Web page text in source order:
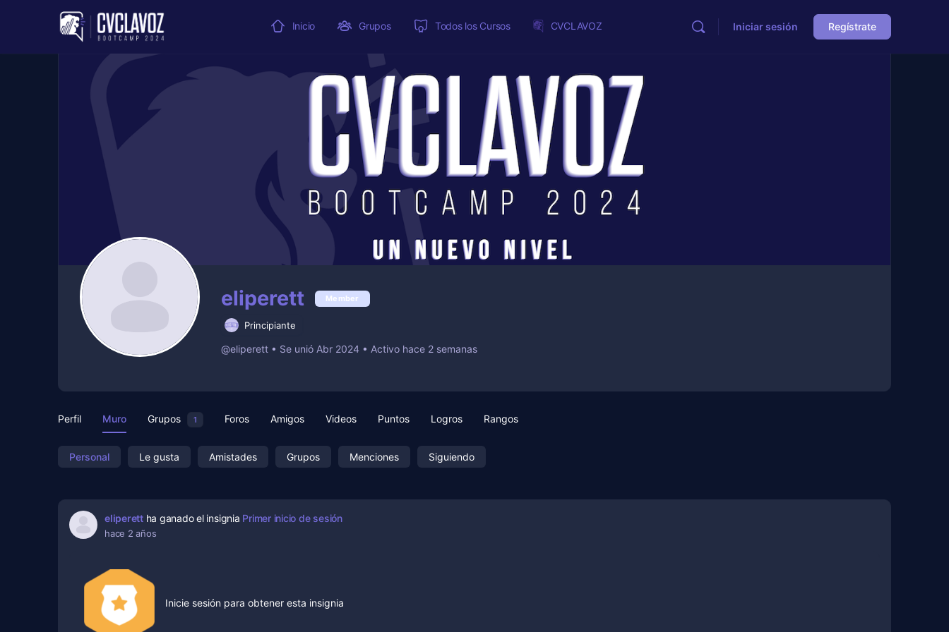
Inicio Grupos Todos los Cursos CVCLAVOZ Iniciar sesión Regístrate
eliperett Member
Principiante
@eliperett • Se unió Abr 2024 • Activo hace 2 semanas
Perfil Muro Grupos 1 Foros Amigos Videos Puntos Logros Rangos
Personal Le gusta Amistades Grupos Menciones Siguiendo
eliperettha ganado el insignia Primer inicio de sesión
hace 2 años
Inicie sesión para obtener esta insignia